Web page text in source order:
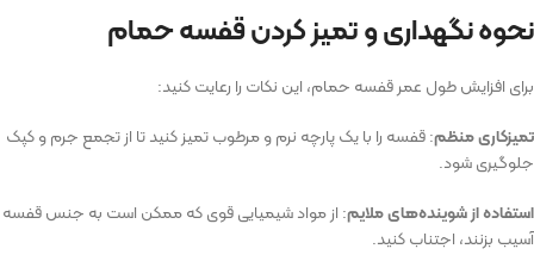
نحوه نگهداری و تمیز کردن قفسه حمام
برای افزایش طول عمر قفسه حمام، این نکات را رعایت کنید:
تمیزکاری منظم: قفسه را با یک پارچه نرم و مرطوب تمیز کنید تا از تجمع جرم و کپک
جلوگیری شود.
استفاده از شوینده‌های ملایم: از مواد شیمیایی قوی که ممکن است به جنس قفسه
آسیب بزنند، اجتناب کنید.